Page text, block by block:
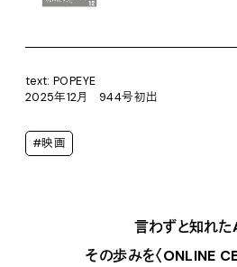
text: POPEYE
2025年12月 944号初出
#映画
言わずと知れた
その歩みを〈ONLINE